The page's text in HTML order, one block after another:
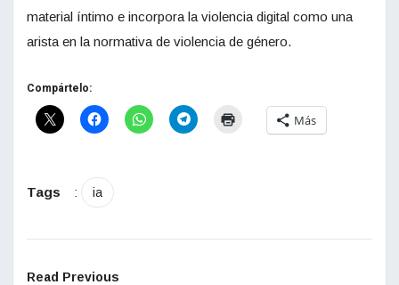
material íntimo e incorpora la violencia digital como una
arista en la normativa de violencia de género.
Compártelo:
Más
Tags : ia
Read Previous